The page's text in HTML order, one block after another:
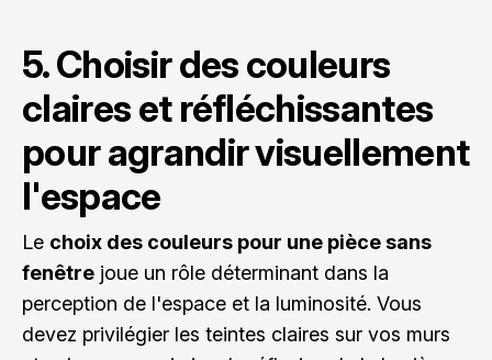
5. Choisir des couleurs
claires et réfléchissantes
pour agrandir visuellement
l'espace
Le choix des couleurs pour une pièce sans
fenêtre joue un rôle déterminant dans la
perception de l'espace et la luminosité. Vous
devez privilégier les teintes claires sur vos murs